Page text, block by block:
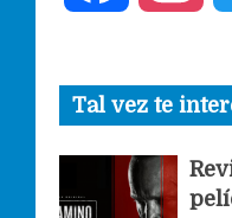
c
e
s
t
Tal vez te